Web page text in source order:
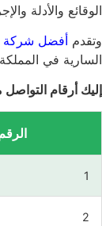
الوقائع والأدلة
وتقدم أفضل شركة
السارية في
إليك أرقام
1
2